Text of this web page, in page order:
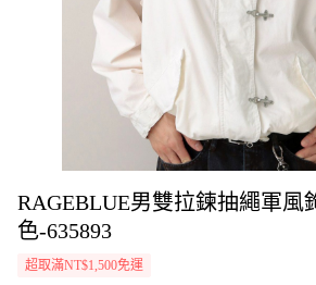
RAGEBLUE男雙拉鍊抽繩軍風
色-635893
超取滿NT$1,500免運